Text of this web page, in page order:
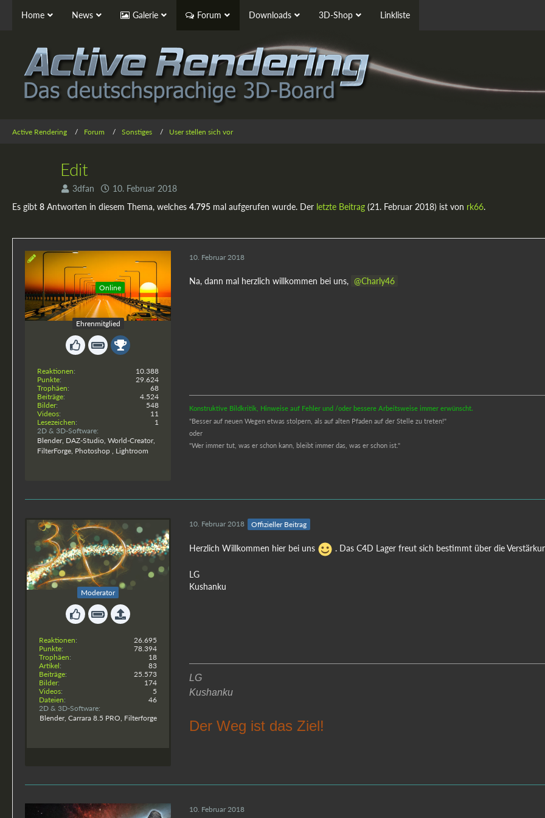
Home News Galerie Forum Downloads 3D-Shop Linkliste
Active Rendering Forum Sonstiges User stellen sich vor
Edit
3dfan
10. Februar 2018
Es gibt 8 Antworten in diesem Thema, welches 4.795 mal aufgerufen wurde. Der letzte Beitrag (21. Februar 2018) ist von rk66.
Online
3dfan
Ehrenmitglied
Reaktionen
10.388
Punkte
29.624
Trophäen
68
Beiträge
4.524
Bilder
548
Videos
11
Lesezeichen
1
2D & 3D-Software
Blender, DAZ-Studio, World-Creator,
FilterForge, Photoshop , Lightroom
10. Februar 2018
Na, dann mal herzlich willkommen bei uns, Charly46
Konstruktive Bildkritik, Hinweise auf Fehler und /oder bessere Arbeitsweise immer erwünscht.
"Besser auf neuen Wegen etwas stolpern, als auf alten Pfaden auf der Stelle zu treten!"
oder
"Wer immer tut, was er schon kann, bleibt immer das, was er schon ist."
Kushanku
Moderator
Reaktionen
26.695
Punkte
78.394
Trophäen
18
Artikel
83
Beiträge
25.573
Bilder
174
Videos
5
Dateien
46
2D & 3D-Software
Blender, Carrara 8.5 PRO, Filterforge
10. Februar 2018 Offizieller Beitrag
Herzlich Willkommen hier bei uns . Das C4D Lager freut sich bestimmt über die
LG
Kushanku
LG
Kushanku
Der Weg ist das Ziel!
10. Februar 2018